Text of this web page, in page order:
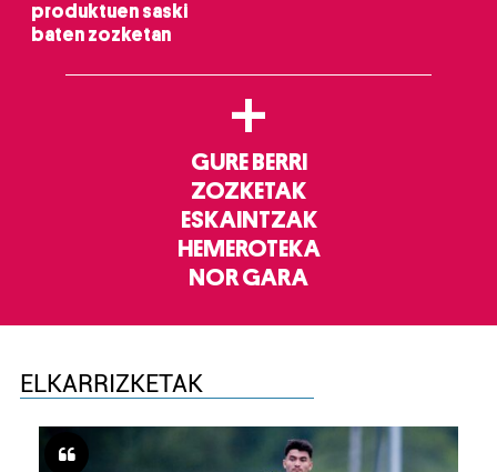
produktuen saski
baten zozketan
+
GURE BERRI
ZOZKETAK
ESKAINTZAK
HEMEROTEKA
NOR GARA
ELKARRIZKETAK